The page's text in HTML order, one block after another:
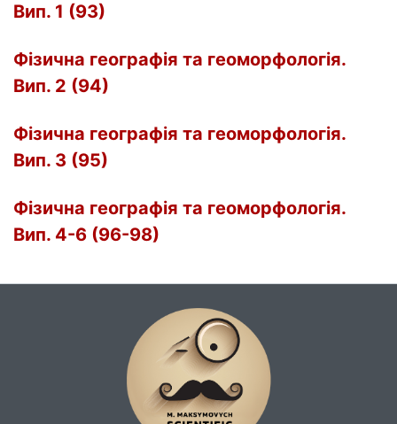
Вип. 1 (93)
Фізична географія та геоморфологія.
Вип. 2 (94)
Фізична географія та геоморфологія.
Вип. 3 (95)
Фізична географія та геоморфологія.
Вип. 4-6 (96-98)